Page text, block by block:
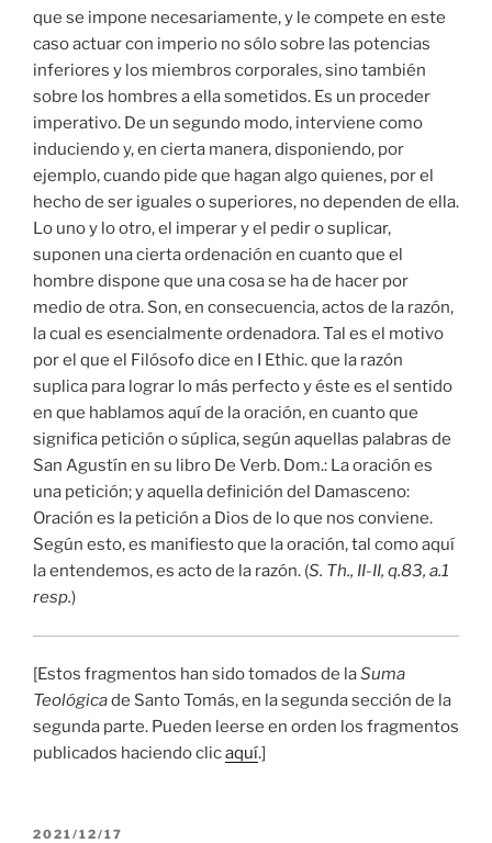
que se impone necesariamente, y le compete en este
caso actuar con imperio no sólo sobre las potencias
inferiores y los miembros corporales, sino también
sobre los hombres a ella sometidos. Es un proceder
imperativo. De un segundo modo, interviene como
induciendo y, en cierta manera, disponiendo, por
ejemplo, cuando pide que hagan algo quienes, por el
hecho de ser iguales o superiores, no dependen de ella.
Lo uno y lo otro, el imperar y el pedir o suplicar,
suponen una cierta ordenación en cuanto que el
hombre dispone que una cosa se ha de hacer por
medio de otra. Son, en consecuencia, actos de la razón,
la cual es esencialmente ordenadora. Tal es el motivo
por el que el Filósofo dice en I Ethic. que la razón
suplica para lograr lo más perfecto y éste es el sentido
en que hablamos aquí de la oración, en cuanto que
significa petición o súplica, según aquellas palabras de
San Agustín en su libro De Verb. Dom.: La oración es
una petición; y aquella definición del Damasceno:
Oración es la petición a Dios de lo que nos conviene.
Según esto, es manifiesto que la oración, tal como aquí
la entendemos, es acto de la razón. (S. Th., II-II, q.83, a.1
resp.)
[Estos fragmentos han sido tomados de laSuma
Teológicade Santo Tomás, en la segunda sección de la
segunda parte. Pueden leerse en orden los fragmentos
publicados haciendo clicaquí.]
PUBLICADO
2021/12/17